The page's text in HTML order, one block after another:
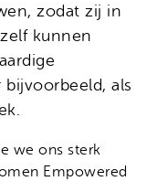
zodat zij in
kunnen
als
we ons sterk
Empowered